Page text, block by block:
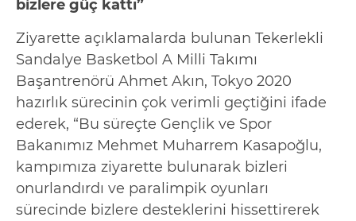
bizlere güç kattı”
Ziyarette açıklamalarda bulunan Tekerlekli
Sandalye Basketbol A Milli Takımı
Başantrenörü Ahmet Akın, Tokyo 2020
hazırlık sürecinin çok verimli geçtiğini ifade
ederek, “Bu süreçte Gençlik ve Spor
Bakanımız Mehmet Muharrem Kasapoğlu,
kampımıza ziyarette bulunarak bizleri
onurlandırdı ve paralimpik oyunları
sürecinde bizlere desteklerini hissettirerek